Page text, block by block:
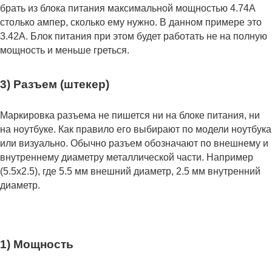
брать из блока питания максимальной мощностью 4.74А
столько ампер, сколько ему нужно. В данном примере это
3.42А. Блок питания при этом будет работать не на полную
мощность и меньше греться.
3) Разъем (штекер)
Маркировка разъема не пишется ни на блоке питания, ни
на ноутбуке. Как правило его выбирают по модели ноутбука
или визуально. Обычно разъем обозначают по внешнему и
внутреннему диаметру металлической части. Например
(5.5x2.5), где 5.5 мм внешний диаметр, 2.5 мм внутренний
диаметр.
1) Мощность